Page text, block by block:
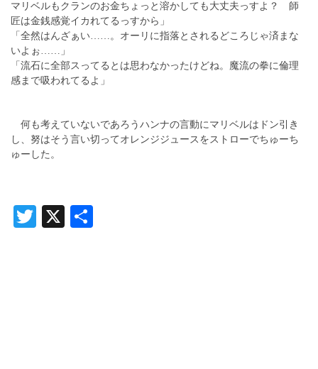
マリベルもクランのお金ちょっと溶かしても大丈夫っすよ？ 師
匠は金銭感覚イカれてるっすから」
「全然はんざぁい……。オーリに指落とされるどころじゃ済まな
いよぉ……」
「流石に全部スってるとは思わなかったけどね。魔流の拳に倫理
感まで吸われてるよ」
何も考えていないであろうハンナの言動にマリベルはドン引き
し、努はそう言い切ってオレンジジュースをストローでちゅーち
ゅーした。
Twitter
X